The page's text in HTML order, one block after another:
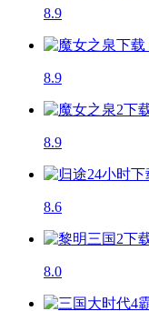
8.9
8.9
8.9
8.6
8.0